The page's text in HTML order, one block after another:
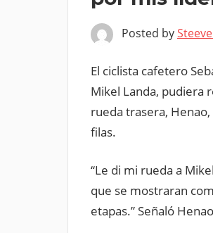
Posted by
El ciclista cafetero
Mikel Landa, pudiera
rueda trasera,
filas.
“Le di mi rueda a
que se mostraran
etapas.” Señaló